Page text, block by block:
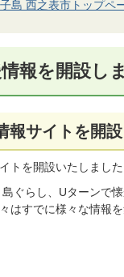
島 西之表市トップペ
報を開設し
報サイトを開設
トを開設いたしました
ぐらし、Uターンで
はすでに様々な情報